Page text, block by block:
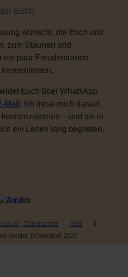
Euch
wünscht, die Euch und
zum Staunen und
paar Freudentränen
Euch über WhatsApp
Mail . Ich freue mich darauf,
– und sie in
ein Leben lang begleiten.
| Datenschutz AGB
©
Wester, Düsseldorf, 2026